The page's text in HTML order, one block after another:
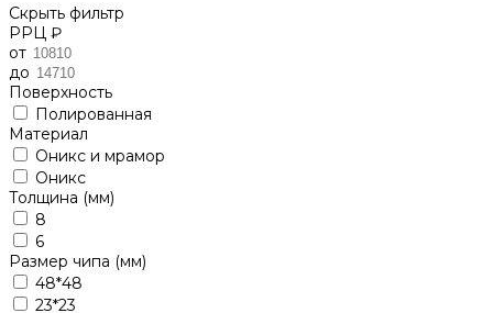
Скрыть фильтр
РРЦ ₽
от
до
Поверхность
Полированная
Материал
Оникс и мрамор
Оникс
Толщина (мм)
8
6
Размер чипа (мм)
48*48
23*23